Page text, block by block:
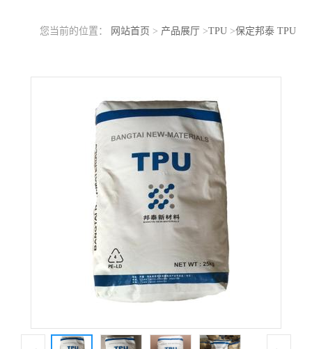
您当前的位置： 网站首页 > 产品展厅>TPU>保定邦泰 TPU